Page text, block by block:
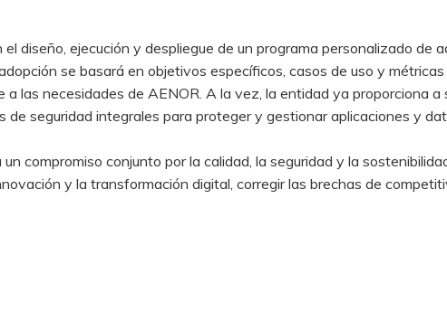
diseño, ejecución y despliegue de un programa personalizado de
se basará en objetivos específicos, casos de uso y
las necesidades de AENOR. A la vez, la entidad ya proporciona a
seguridad integrales para proteger y gestionar aplicaciones y
compromiso conjunto por la calidad, la seguridad y la
y la transformación digital, corregir las brechas de